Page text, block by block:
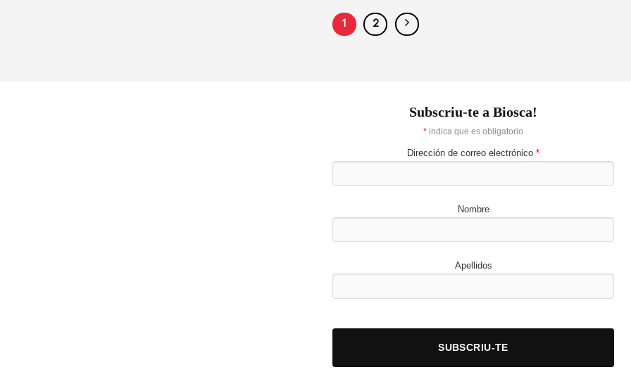
1 2
Subscriu-te a Biosca!
* indica que es obligatorio
Dirección de correo electrónico *
Nombre
Apellidos